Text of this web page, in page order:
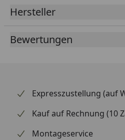
Hersteller
Bewertungen
Expresszustellung (auf
Kauf auf Rechnung (10
Montageservice